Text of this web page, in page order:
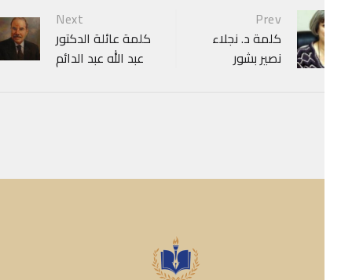
Prev
كلمة د. نجلاء
نصير بشور
كلمة عائلة الدكتور
عبد الله عبد الدائم